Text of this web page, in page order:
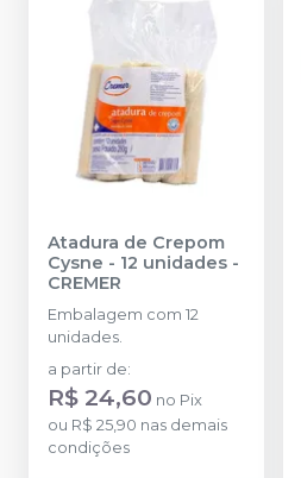
Atadura de Crepom
Cysne - 12 unidades -
CREMER
Embalagem com 12
unidades.
a partir de:
R$ 24,60 no Pix
ou R$ 25,90 nas demais
condições